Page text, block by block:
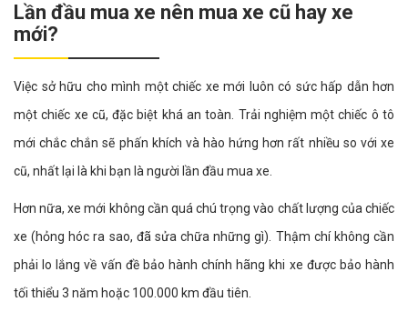
Lần đầu mua xe nên mua xe cũ hay xe
mới?
Việc sở hữu cho mình một chiếc xe mới luôn có sức hấp dẫn hơn
một chiếc xe cũ, đặc biệt khá an toàn. Trải nghiệm một chiếc ô tô
mới chắc chắn sẽ phấn khích và hào hứng hơn rất nhiều so với xe
cũ, nhất lại là khi bạn là người lần đầu mua xe.
Hơn nữa, xe mới không cần quá chú trọng vào chất lượng của chiếc
xe (hỏng hóc ra sao, đã sửa chữa những gì). Thậm chí không cần
phải lo lắng về vấn đề bảo hành chính hãng khi xe được bảo hành
tối thiểu 3 năm hoặc 100.000 km đầu tiên.